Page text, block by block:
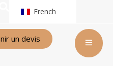
French
un devis